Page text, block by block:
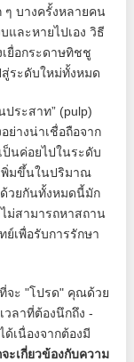
บางครั้งหลายคน
และหายไปเอง วิธี
ยื่อกระดาษทิชชู
ระดับใหม่ทั้งหมด
ประสาท” (pulp)
ย่างน่าเชื่อถือจาก
ป็นค่อยไปในระดับ
พิ่มขึ้นในปริมาณ
วยกันทั้งหมดนี้มัก
ม่สามารถหาสถาน
เพื่อรับการรักษา
จะ "โปรด" คุณด้วย
ลาที่ต้องนึกถึง -
เนื่องจากต้องมี
ะเกี่ยวข้องกับความ